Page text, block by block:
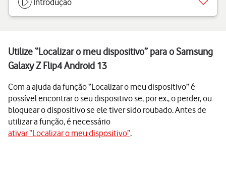
Introdução
Utilize “Localizar o meu dispositivo” para o Samsung
Galaxy Z Flip4 Android 13
Com a ajuda da função “Localizar o meu dispositivo” é
possível encontrar o seu dispositivo se, por ex., o perder, ou
bloquear o dispositivo se ele tiver sido roubado. Antes de
utilizar a função, é necessário
ativar “Localizar o meu dispositivo”.